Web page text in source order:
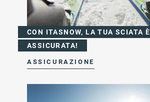
CON ITASNOW, LA TUA SCIATA È
ASSICURATA!
ASSICURAZIONE